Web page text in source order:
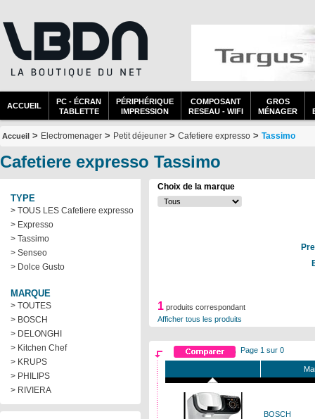
ACCUEIL
PC - ÉCRAN
TABLETTE
PÉRIPHÉRIQUE
IMPRESSION
COMPOSANT
RESEAU - WIFI
GROS
MÉNAGER
Accueil > Electromenager > Petit déjeuner > Cafetiere expresso > Tassimo
Cafetiere expresso Tassimo
TYPE
> TOUS LES Cafetiere expresso
> Expresso
> Tassimo
> Senseo
> Dolce Gusto
MARQUE
> TOUTES
> BOSCH
> DELONGHI
> Kitchen Chef
> KRUPS
> PHILIPS
> RIVIERA
Choix de la marque
1 produits correspondant
Afficher tous les produits
Page 1 sur 0
BOSCH